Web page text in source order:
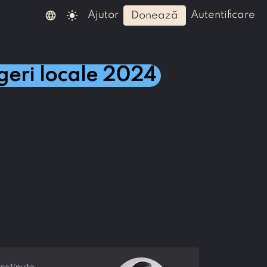
language light_mode ajutor donează autentificare
locale 2024